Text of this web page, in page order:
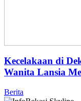
Kecelakaan di
Wanita Lansia
Berita